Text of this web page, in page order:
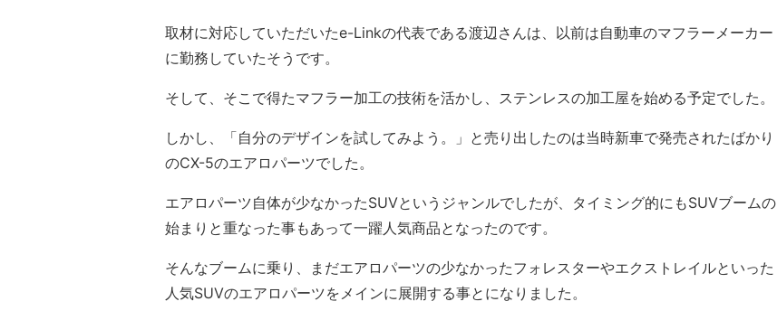
取材に対応していただいたe-Linkの代表である渡辺さんは、以前は自動車のマフラーメーカー
に勤務していたそうです。
そして、そこで得たマフラー加工の技術を活かし、ステンレスの加工屋を始める予定でした。
しかし、「自分のデザインを試してみよう。」と売り出したのは当時新車で発売されたばかり
のCX-5のエアロパーツでした。
エアロパーツ自体が少なかったSUVというジャンルでしたが、タイミング的にもSUVブームの
始まりと重なった事もあって一躍人気商品となったのです。
そんなブームに乗り、まだエアロパーツの少なかったフォレスターやエクストレイルといった
人気SUVのエアロパーツをメインに展開する事とになりました。